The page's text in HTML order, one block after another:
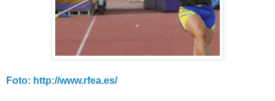
Foto: http://www.rfea.es/